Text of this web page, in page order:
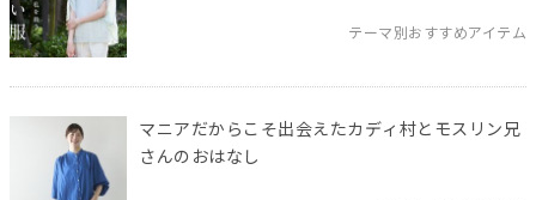
テーマ別おすすめアイテム
マニアだからこそ出会えたカディ村とモスリン兄
さんのおはなし